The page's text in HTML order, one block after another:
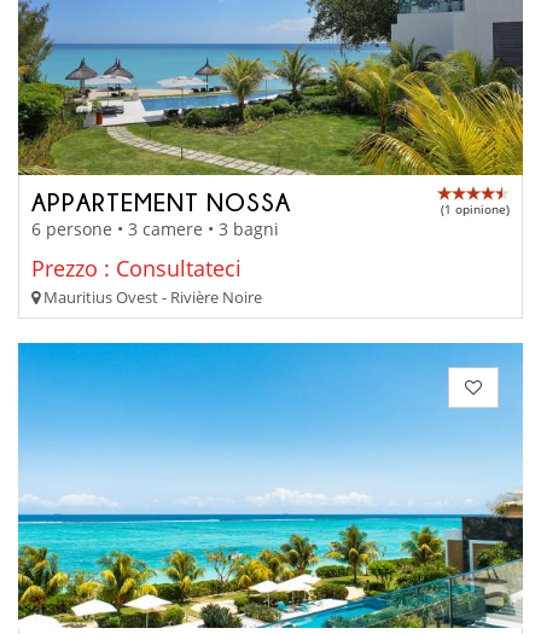
APPARTEMENT NOSSA (1 opinione)
6 persone • 3 camere • 3 bagni
Prezzo : Consultateci
Mauritius Ovest - Rivière Noire